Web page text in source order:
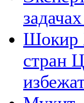
Шокир
стран